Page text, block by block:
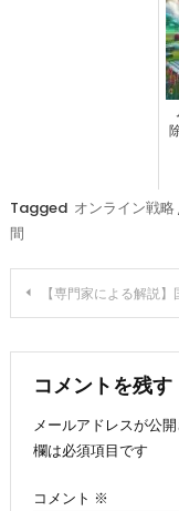
Tagged オンライン戦略
間
投
ナ
ビ
ゲ
【専門家による解説】国内オンラインカジノ運営者の初逮捕はアフィサ
コメントを残す
メールアドレスが公
欄は必須項目です
コメント ※